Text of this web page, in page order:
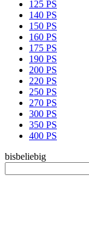
125 PS
140 PS
150 PS
160 PS
175 PS
190 PS
200 PS
220 PS
250 PS
270 PS
300 PS
350 PS
400 PS
bisbeliebig